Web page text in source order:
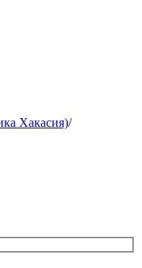
Хакасия)/